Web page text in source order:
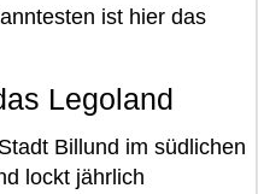
ist hier das
Legoland
Billund im südlichen
lockt jährlich